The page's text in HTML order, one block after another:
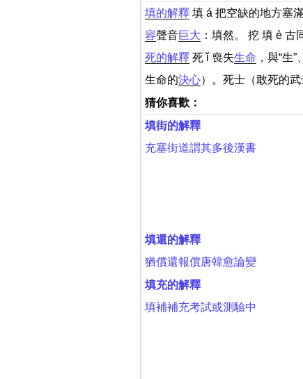
填的解釋填 á 把空缺的地方塞
容聲音巨大 ：填然。 挖 填 è 古
死的解釋死 ǐ 喪失生命 ，與“生”
生命的決心）。死士（敢死的武
猜你喜歡：
填街的解釋
充塞街道謂其多後漢書
填還的解釋
猶償還報償唐韓愈論變
填充的解釋
填補補充考試或測驗中